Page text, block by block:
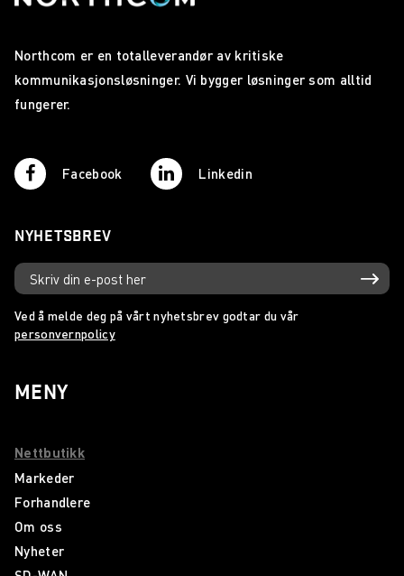
Northcom er en totalleverandør av kritiske
kommunikasjonsløsninger. Vi bygger løsninger som alltid
fungerer.
Facebook Linkedin
NYHETSBREV
Ved å melde deg på vårt nyhetsbrev godtar du vår
personvernpolicy
MENY
Nettbutikk
Markeder
Forhandlere
Om oss
Nyheter